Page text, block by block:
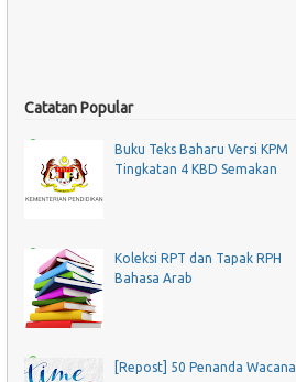
Catatan Popular
Buku Teks Baharu Versi KPM
Tingkatan 4 KBD Semakan
Koleksi RPT dan Tapak RPH
Bahasa Arab
[Repost] 50 Penanda Wacana